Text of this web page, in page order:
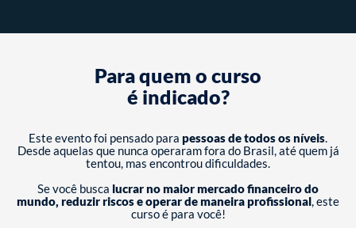
Para quem o curso
é indicado?
Este evento foi pensado para pessoas de todos os níveis.
Desde aquelas que nunca operaram fora do Brasil, até quem já
tentou, mas encontrou dificuldades.
Se você busca lucrar no maior mercado financeiro do
mundo, reduzir riscos e operar de maneira profissional, este
curso é para você!